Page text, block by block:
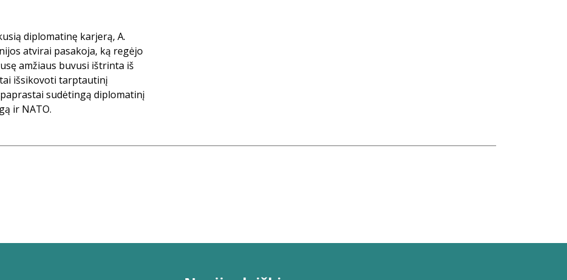
diplomatinę karjerą, A.
atvirai pasakoja, ką regėjo
amžiaus buvusi ištrinta iš
išsikovoti tarptautinį
sudėtingą diplomatinį
ir NATO.